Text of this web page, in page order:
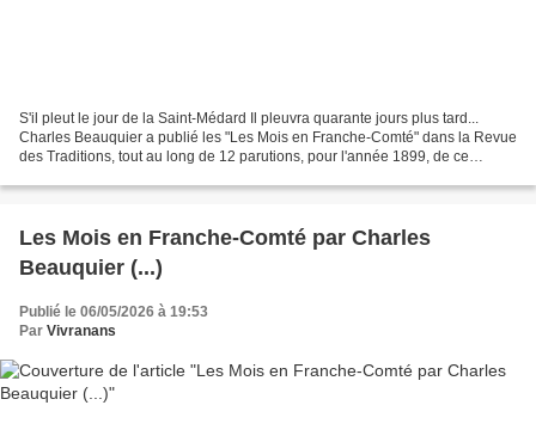
S'il pleut le jour de la Saint-Médard Il pleuvra quarante jours plus tard...
Charles Beauquier a publié les "Les Mois en Franche-Comté" dans la Revue
des Traditions, tout au long de 12 parutions, pour l'année 1899, de ce
Les Mois en Franche-Comté par Charles
Beauquier (...)
Publié le 06/05/2026 à 19:53
Par Vivranans